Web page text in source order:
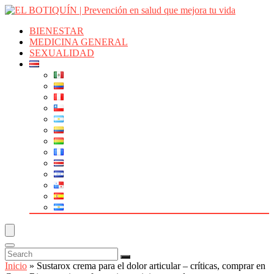
BIENESTAR
MEDICINA GENERAL
SEXUALIDAD
Inicio » Sustarox crema para el dolor articular – críticas, comprar en